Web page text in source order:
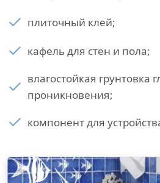
плиточный клей;
кафель для стен и пола;
влагостойкая грунтовка
проникновения;
компонент для